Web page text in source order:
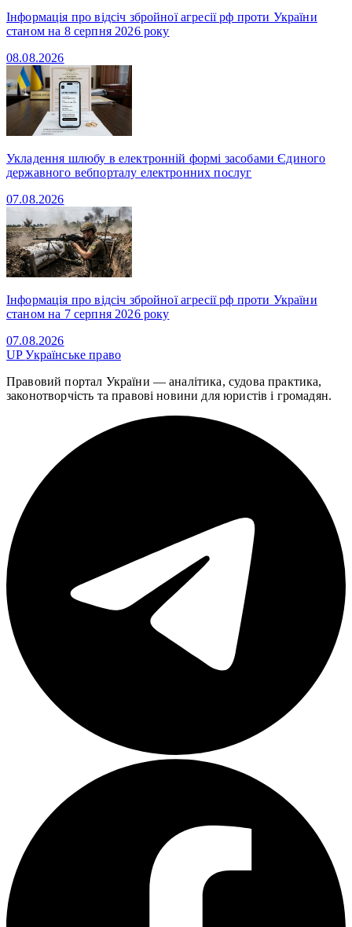
Інформація про відсіч збройної агресії рф проти України
станом на 8 серпня 2026 року
08.08.2026
Укладення шлюбу в електронній формі засобами Єдиного
державного вебпорталу електронних послуг
07.08.2026
Інформація про відсіч збройної агресії рф проти України
станом на 7 серпня 2026 року
07.08.2026
UPУкраїнське право
Правовий портал України — аналітика, судова практика,
законотворчість та правові новини для юристів і громадян.